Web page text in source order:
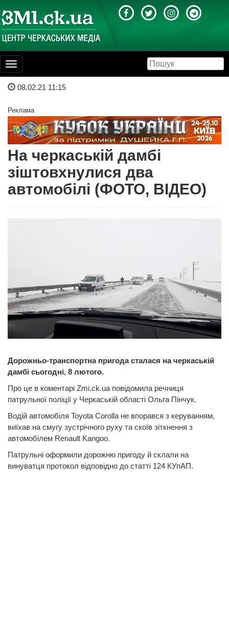
Toggle
navigation
08.02.21 11:15
Реклама
На черкаській дамбі
зіштовхнулися два
автомобілі (ФОТО, ВІДЕО)
Дорожньо-транспортна пригода сталася на черкаській
дамбі сьогодні, 8 лютого.
Про це в коментарі Zmi.ck.ua повідомила речниця
патрульної поліції у Черкаській області Ольга Пінчук.
Водій автомобіля Toyota Corolla не впорався з керуванням,
виїхав на смугу зустрічного руху та скоїв зіткнення з
автомобілем Renault Kangoo.
Патрульні оформили дорожню пригоду й склали на
винуватця протокол відповідно до статті 124 КУпАП.